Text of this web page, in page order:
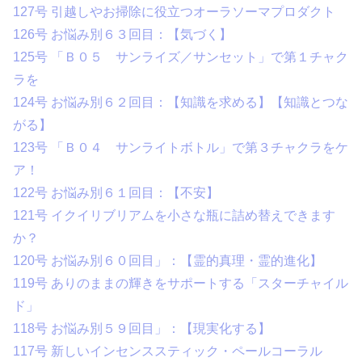
127号 引越しやお掃除に役立つオーラソーマプロダクト
126号 お悩み別６３回目：【気づく】
125号 「Ｂ０５ サンライズ／サンセット」で第１チャク
ラを
124号 お悩み別６２回目：【知識を求める】【知識とつな
がる】
123号 「Ｂ０４ サンライトボトル」で第３チャクラをケ
ア！
122号 お悩み別６１回目：【不安】
121号 イクイリブリアムを小さな瓶に詰め替えできます
か？
120号 お悩み別６０回目」：【霊的真理・霊的進化】
119号 ありのままの輝きをサポートする「スターチャイル
ド」
118号 お悩み別５９回目」：【現実化する】
117号 新しいインセンススティック・ペールコーラル